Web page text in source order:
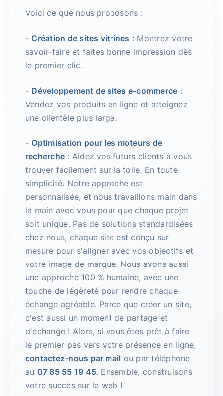
Voici ce que nous proposons :
- Création de sites vitrines : Montrez votre
savoir-faire et faites bonne impression dès
le premier clic.
- Développement de sites e-commerce :
Vendez vos produits en ligne et atteignez
une clientèle plus large.
- Optimisation pour les moteurs de
recherche : Aidez vos futurs clients à vous
trouver facilement sur la toile. En toute
simplicité. Notre approche est
personnalisée, et nous travaillons main dans
la main avec vous pour que chaque projet
soit unique. Pas de solutions standardisées
chez nous, chaque site est conçu sur
mesure pour s'aligner avec vos objectifs et
votre image de marque. Nous avons aussi
une approche 100 % humaine, avec une
touche de légèreté pour rendre chaque
échange agréable. Parce que créer un site,
c'est aussi un moment de partage et
d'échange ! Alors, si vous êtes prêt à faire
le premier pas vers votre présence en ligne,
contactez-nous par mail ou par téléphone
au 07 85 55 19 45. Ensemble, construisons
votre succès sur le web !